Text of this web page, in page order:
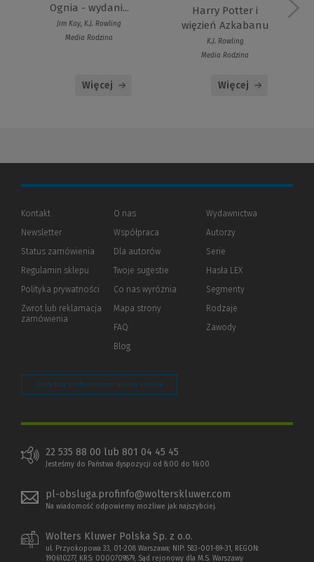
Ognia - wydani...
Jim Kay, K.J. Rowling
Media Rodzina
Więcej
Harry Potter i
więzień Azkabanu
K.J. Rowling
Media Rodzina
Więcej
Kontakt
Newsletter
Status zamówienia
Regulamin sklepu
Polityka prywatności (Nowe
(Link
innej
Zwrot lub reklamacja
zamówienia
O nas
Współpraca
Dla autorów(Nowe
(Link
innej
strony)
Twoje sugestie
Co nas wyróżnia
Mapa strony
FAQ
Blog
Wydawnictwa
Autorzy
Serie
Hasła LEX
Segmenty
Rodzaje
Zawody
Zarządzaj preferencjami plików cookie
22 535 88 00 lub 801 04 45 45
Jesteśmy do Państwa dyspozycji od 8:00 do 16:00
pl-obsluga.profinfo@wolterskluwer.com
Na wiadomość odpowiemy możliwe jak najszybciej.
Wolters Kluwer Polska Sp. z o.o.
ul. Przyokopowa 33, 01-208 Warszawa; NIP: 583-001-89-31, REGON:
190610277, KRS: 0000709879, Sąd rejonowy dla M.S. Warszawy